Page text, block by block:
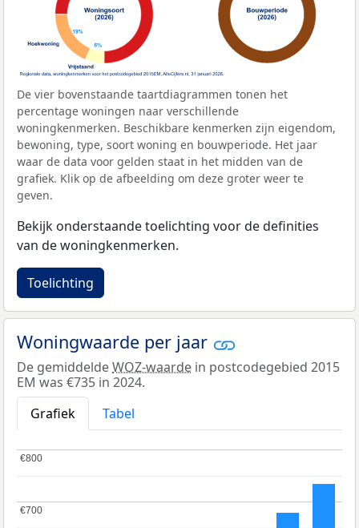
De vier bovenstaande taartdiagrammen tonen het
percentage woningen naar verschillende
woningkenmerken. Beschikbare kenmerken zijn eigendom,
bewoning, type, soort woning en bouwperiode. Het jaar
waar de data voor gelden staat in het midden van de
grafiek. Klik op de afbeelding om deze groter weer te
geven.
Bekijk onderstaande toelichting voor de definities
van de woningkenmerken.
Toelichting
Woningwaarde per jaar
De gemiddeldeWOZ-waarde in postcodegebied 2015
EM was €735 in 2024.
Grafiek
Tabel
€700
€700
€800
€800